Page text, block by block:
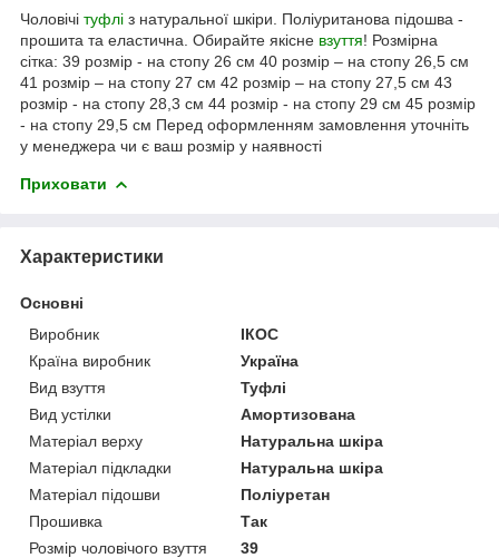
Чоловічі туфлі з натуральної шкіри. Поліуританова підошва -
прошита та еластична. Обирайте якісне взуття! Розмірна
сітка: 39 розмір - на стопу 26 см 40 розмір – на стопу 26,5 см
41 розмір – на стопу 27 см 42 розмір – на стопу 27,5 см 43
розмір - на стопу 28,3 см 44 розмір - на стопу 29 см 45 розмір
- на стопу 29,5 см Перед оформленням замовлення уточніть
у менеджера чи є ваш розмір у наявності
Приховати
Характеристики
Основні
Виробник
ІКОС
Країна виробник
Україна
Вид взуття
Туфлі
Вид устілки
Амортизована
Матеріал верху
Натуральна шкіра
Матеріал підкладки
Натуральна шкіра
Матеріал підошви
Поліуретан
Прошивка
Так
Розмір чоловічого взуття
39